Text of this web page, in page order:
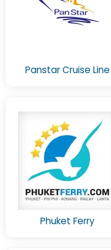
Panstar Cruise Line
Phuket Ferry